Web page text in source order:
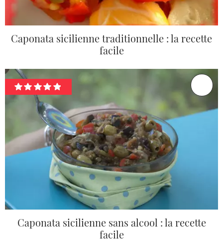
Caponata sicilienne traditionnelle : la recette
facile
Caponata sicilienne sans alcool : la recette
facile